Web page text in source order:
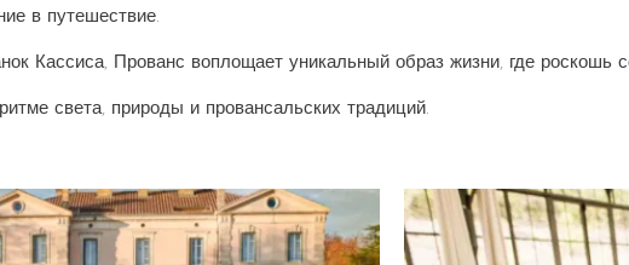
в путешествие.
Кассиса, Прованс воплощает уникальный образ жизни, где роскошь
света, природы и провансальских традиций.